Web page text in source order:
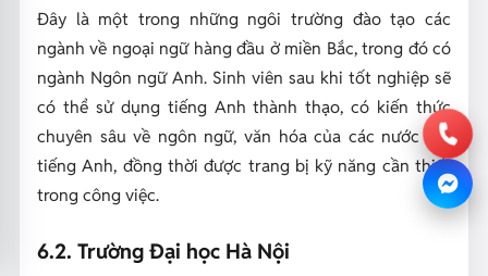
Đây là một trong những ngôi trường đào tạo các
ngành về ngoại ngữ hàng đầu ở miền Bắc, trong đó có
ngành Ngôn ngữ Anh. Sinh viên sau khi tốt nghiệp sẽ
có thể sử dụng tiếng Anh thành thạo, có kiến thức
chuyên sâu về ngôn ngữ, văn hóa của các nước nói
tiếng Anh, đồng thời được trang bị kỹ năng cần thiết
trong công việc.
6.2. Trường Đại học Hà Nội